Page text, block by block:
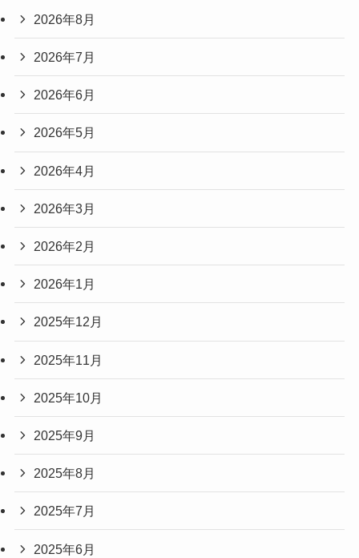
2026年8月
2026年7月
2026年6月
2026年5月
2026年4月
2026年3月
2026年2月
2026年1月
2025年12月
2025年11月
2025年10月
2025年9月
2025年8月
2025年7月
2025年6月